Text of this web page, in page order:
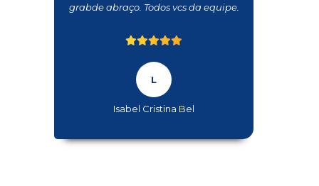
grabde abraço. Todos vcs da equipe.
Isabel Cristina Bel